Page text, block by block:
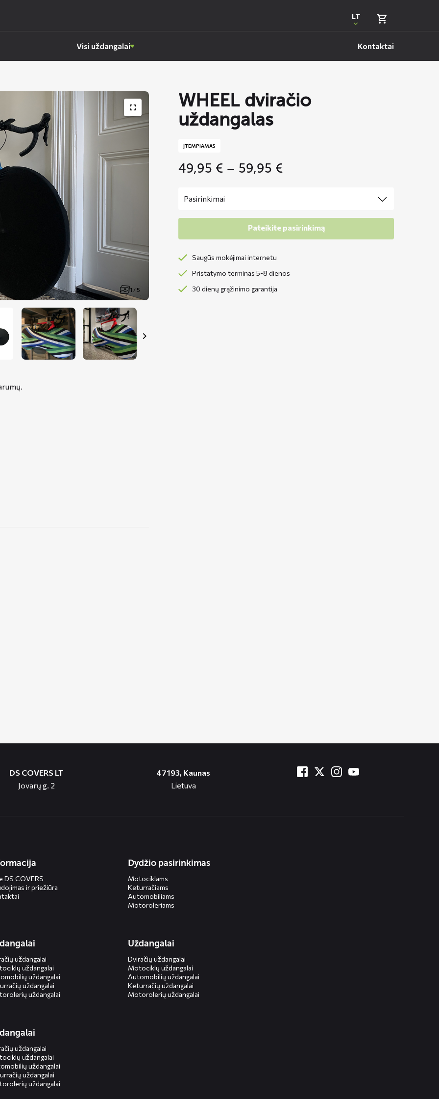
LT
Visi uždangalai Kontaktai
1 / 5
WHEEL dviračio
uždangalas
ĮTEMPIAMAS
49,95 € – 59,95 €Price
59,95 €
Pateikite pasirinkimą
Saugūs mokėjimai internetu
Pristatymo terminas 5-8 dienos
30 dienų grąžinimo garantija
DS COVERS LT
Jovarų g. 2
47193, Kaunas
Lietuva
DS COVERS
ir priežiūra
Dydžio pasirinkimas
Motociklams
Keturračiams
Automobiliams
Motoroleriams
uždangalai
uždangalai
uždangalai
uždangalai
uždangalai
Uždangalai
Dviračių uždangalai
Motociklų uždangalai
Automobilių uždangalai
Keturračių uždangalai
Motorolerių uždangalai
uždangalai
uždangalai
uždangalai
uždangalai
uždangalai